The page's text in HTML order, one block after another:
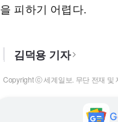
을 피하기 어렵다.
김덕용 기자
Copyright ⓒ 세계일보. 무단 전재 및
G